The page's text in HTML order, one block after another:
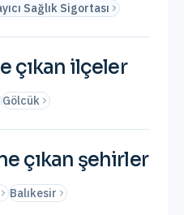
Sağlık Sigortası
çıkan ilçeler
Gölcük
çıkan şehirler
Balıkesir